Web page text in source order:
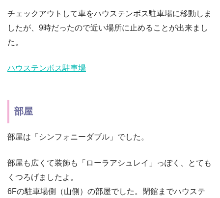
チェックアウトして車をハウステンボス駐車場に移動しま
したが、9時だったので近い場所に止めることが出来まし
た。
ハウステンボス駐車場
部屋
部屋は「シンフォニーダブル」でした。
部屋も広くて装飾も「ローラアシュレイ」っぽく、とても
くつろげましたよ。
6Fの駐車場側（山側）の部屋でした。閉館までハウステ